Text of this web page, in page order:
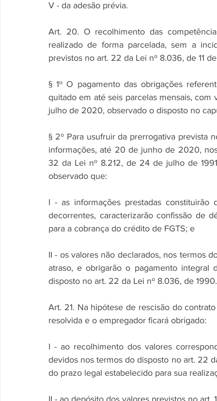
V - da adesão prévia.
Art. 20. O recolhimento das
realizado de forma parcelada, sem a
previstos no art. 22 da Lei nº 8.036, de 11
§ 1º O pagamento das obrigações
quitado em até seis parcelas mensais,
julho de 2020, observado o disposto no
§ 2º Para usufruir da prerrogativa prevista
informações, até 20 de junho de 2020,
32 da Lei nº 8.212, de 24 de julho de
observado que:
I - as informações prestadas constituirão
decorrentes, caracterizarão confissão de
para a cobrança do crédito de FGTS; e
II - os valores não declarados, nos termos
atraso, e obrigarão o pagamento
disposto no art. 22 da Lei nº 8.036, de 1990.
Art. 21. Na hipótese de rescisão do
resolvida e o empregador ficará obrigado:
I - ao recolhimento dos valores
devidos nos termos do disposto no art. 22
do prazo legal estabelecido para sua
II - ao depósito dos valores previstos no art.